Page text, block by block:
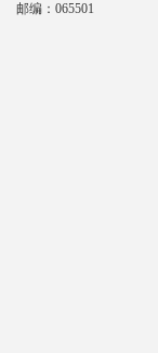
邮编：065501